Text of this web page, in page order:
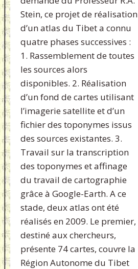
Stein, ce projet de réalisation
d’un atlas du Tibet a connu
quatre phases successives :
1. Rassemblement de toutes
les sources alors
disponibles. 2. Réalisation
d’un fond de cartes utilisant
l’imagerie satellite et d’un
fichier des toponymes issus
des sources existantes. 3.
Travail sur la transcription
des toponymes et affinage
du travail de cartographie
grâce à Google-Earth. A ce
stade, deux atlas ont été
réalisés en 2009. Le premier,
destiné aux chercheurs,
présente 74 cartes, couvre la
Région Autonome du Tibet